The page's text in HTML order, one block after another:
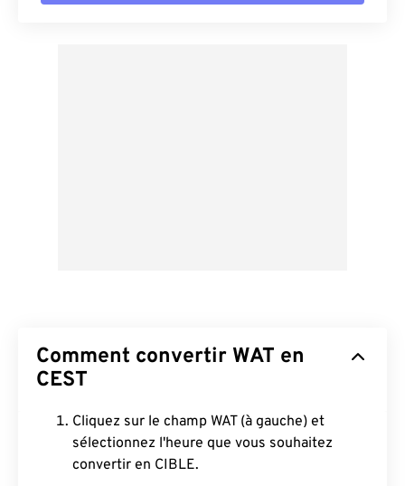
Comment convertir WAT en
CEST
Cliquez sur le champ WAT (à gauche) et
sélectionnez l'heure que vous souhaitez
convertir en CIBLE.